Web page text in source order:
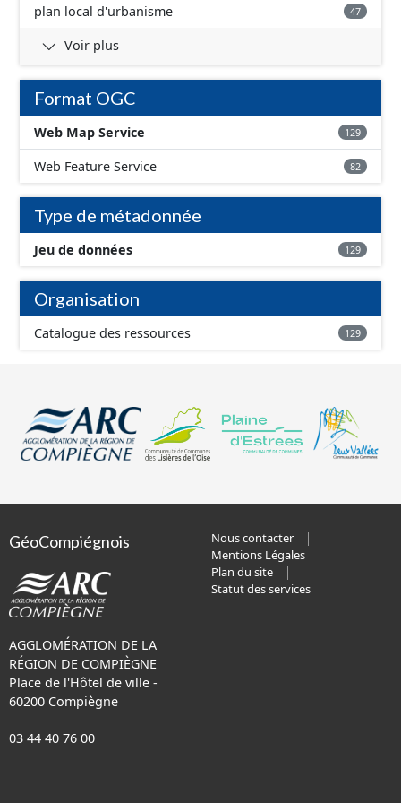
plan local d'urbanisme 47
Voir plus
Format OGC
Web Map Service 129
Web Feature Service 82
Type de métadonnée
Jeu de données 129
Organisation
Catalogue des ressources 129
GéoCompiégnois
AGGLOMÉRATION DE LA
RÉGION DE COMPIÈGNE
Place de l'Hôtel de ville -
60200 Compiègne
03 44 40 76 00
Nous contacter
Mentions Légales
Plan du site
Statut des services